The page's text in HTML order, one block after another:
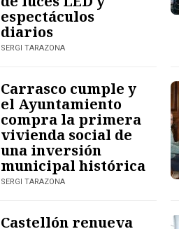
espectáculos
diarios
SERGI TARAZONA
Carrasco cumple y
el Ayuntamiento
compra la primera
vivienda social de
una inversión
municipal histórica
SERGI TARAZONA
Castellón renueva